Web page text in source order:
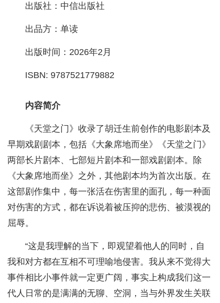
出版社：中信出版社
出品方：单读
出版时间：2026年2月
ISBN: 9787521779882
内容简介
《天堂之门》收录了胡迁生前创作的电影剧本及
早期戏剧剧本，包括《大象席地而坐》《天堂之门》
两部长片剧本、七部短片剧本和一部戏剧剧本。除
《大象席地而坐》之外，其他剧本均为首次出版。在
这部剧作集中，每一张活在伤害里的面孔，每一种面
对伤害的方式，都在诉说着被压抑的悲伤、被漠视的
屈辱。
“这是我理解的当下，即观望着他人的同时，自
我和对方都在互相不可理喻地侵害。我从来不觉得大
事件相比小事件就一定更广阔，事实上构成我们这一
代人日常的是满满的无聊、空洞，当与外界发生关联